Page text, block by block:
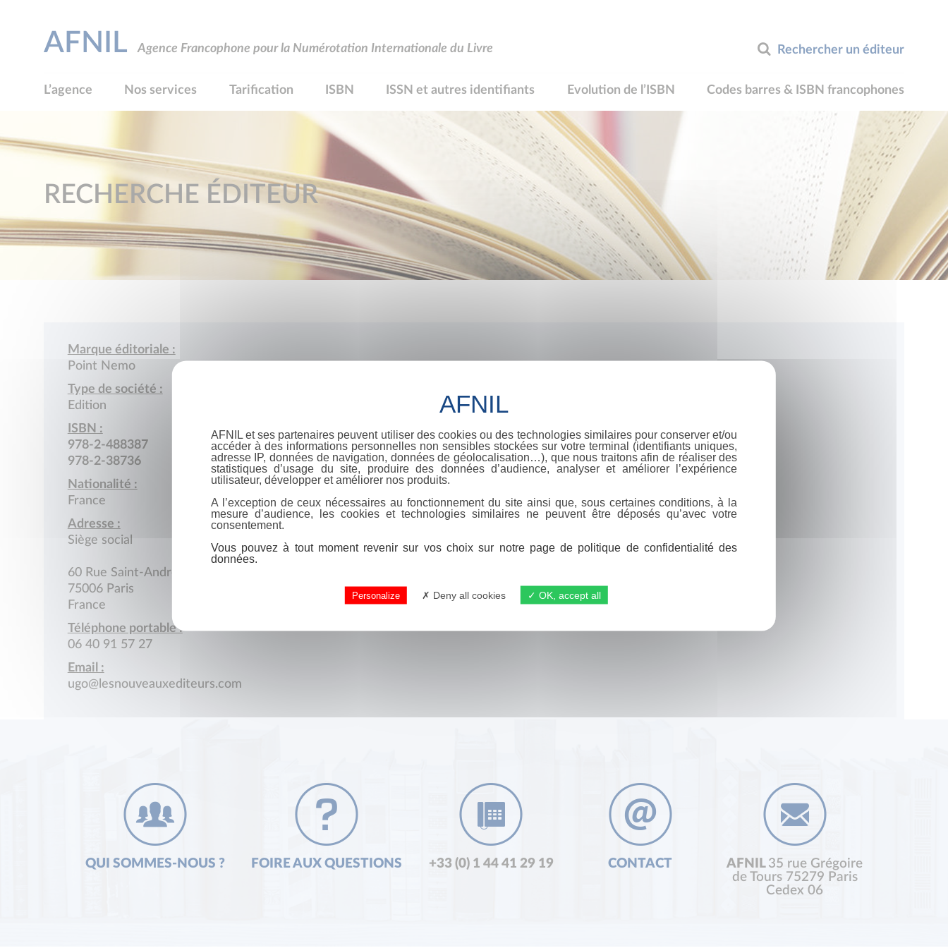
Rechercher un éditeur
AFNIL Agence Francophone pour la Numérotation Internationale du Livre
L’agence Nos services Tarification ISBN ISSN et autres identifiants Evolution de l’ISBN Codes barres & ISBN francophones
RECHERCHE ÉDITEUR
Marque éditoriale :
Point Nemo
Type de société :
Edition
ISBN :
978-2-488387
978-2-38736
Nationalité :
France
Adresse :
Siège social
60 Rue Saint-André-des-Arts
75006 Paris
France
Téléphone portable :
06 40 91 57 27
Email :
ugo@lesnouveauxediteurs.com
QUI SOMMES-NOUS ? FOIRE AUX QUESTIONS +33 (0) 1 44 41 29 19 CONTACT AFNIL 35 rue Grégoire
de Tours 75279 Paris
Cedex 06
AFNIL et ses partenaires peuvent utiliser des cookies ou des technologies similaires pour conserver et/ou
accéder à des informations personnelles non sensibles stockées sur votre terminal (identifiants uniques,
adresse IP, données de navigation, données de géolocalisation…), que nous traitons afin de réaliser des
statistiques d’usage du site, produire des données d’audience, analyser et améliorer l’expérience
utilisateur, développer et améliorer nos produits.
A l’exception de ceux nécessaires au fonctionnement du site ainsi que, sous certaines conditions, à la
mesure d’audience, les cookies et technologies similaires ne peuvent être déposés qu’avec votre
consentement.
Vous pouvez à tout moment revenir sur vos choix sur notre page de politique de confidentialité des
données.
Personalize Deny all cookies OK, accept all